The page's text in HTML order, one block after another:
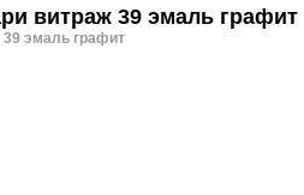
витраж 39 эмаль графит
эмаль графит